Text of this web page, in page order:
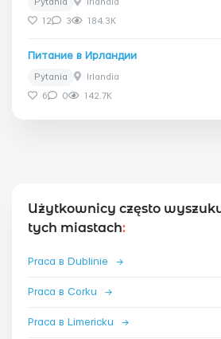
Pytania Irlandia
12 3 184.3K
Питание в Ирландии
Pytania Irlandia
6 0 142.7K
Użytkownicy często
tych miastach:
Praca в Dublinie →
Praca в Corku →
Praca в Limericku →